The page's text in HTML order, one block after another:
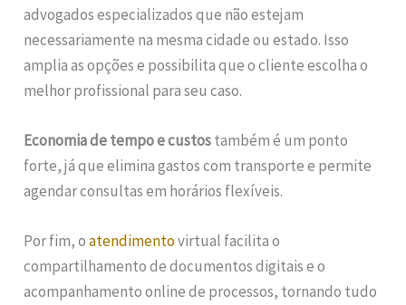
advogados especializados que não estejam
necessariamente na mesma cidade ou estado. Isso
amplia as opções e possibilita que o cliente escolha o
melhor profissional para seu caso.
Economia de tempo e custostambém é um ponto
forte, já que elimina gastos com transporte e permite
agendar consultas em horários flexíveis.
Por fim, oatendimentovirtual facilita o
compartilhamento de documentos digitais e o
acompanhamento online de processos, tornando tudo